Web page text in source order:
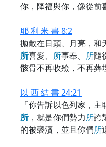
你，降福與你，像從前
耶 利 米 書 8:2
拋散在日頭、月亮，和
所喜愛、 所事奉、 所隨
骸骨不再收殮，不再葬
以 西 結 書 24:21
『你告訴以色列家，
所 ，就是你們勢力所誇
的被褻瀆，並且你們所